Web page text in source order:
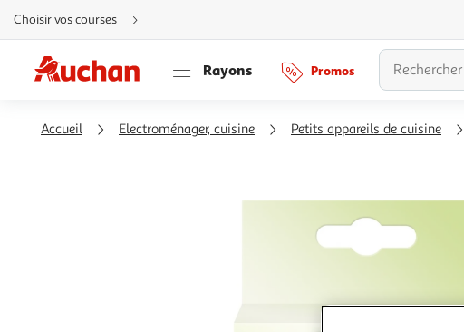
Aller
directement
au
Aller
directement
à
Aller
directement
Choisir vos courses
Rayons Promos
Accueil Electroménager, cuisine Petits appareils de cuisine